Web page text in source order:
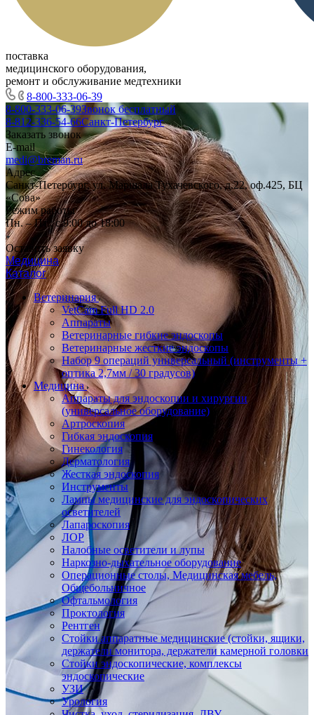
поставка
медицинского оборудования,
ремонт и обслуживание медтехники
8-800-333-06-39
8-800-333-06-39Звонок бесплатный
8-812-336-54-66Санкт-Петербург
Заказать звонок
E-mail
medi@breman.ru
Адрес
Санкт-Петербург, ул. Маршала Тухачевского, д.22, оф.425, БЦ
«Сова»
Режим работы
Пн. – Пт.: с 9:00 до 18:00
Оставить заявку
Медицина
Каталог
Ветеринария
VetCam Full HD 2.0
Аппараты
Ветеринарные гибкие эндоскопы
Ветеринарные жесткие эндоскопы
Набор 9 операций универсальный (инструменты +
оптика 2,7мм / 30 градусов)
Медицина
Аппараты для эндоскопии и хирургии
(универсальное оборудование)
Артроскопия
Гибкая эндоскопия
Гинекология
Дерматология
Жесткая эндоскопия
Инструменты
Лампы медицинские для эндоскопических
осветителей
Лапароскопия
ЛОР
Налобные осветители и лупы
Наркозно-дыхательное оборудование
Операционные столы, Медицинская мебель,
Общебольничное
Офтальмология
Проктология
Рентген
Стойки аппаратные медицинские (стойки, ящики,
держатели монитора, держатели камерной головки
Стойки эндоскопические, комплексы
эндоскопические
УЗИ
Урология